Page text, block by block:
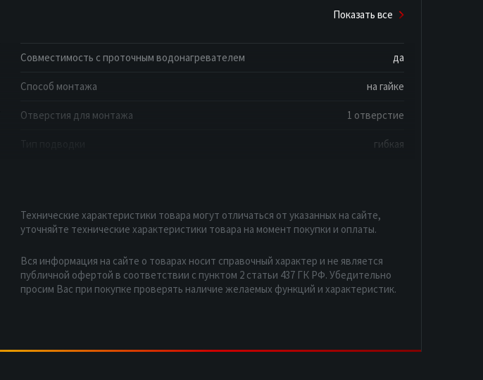
Показать все
Совместимость с проточным водонагревателем да
Способ монтажа на гайке
Отверстия для монтажа 1 отверстие
гибкая
Технические характеристики товара могут отличаться от указанных на сайте,
уточняйте технические характеристики товара на момент покупки и оплаты.
Вся информация на сайте о товарах носит справочный характер и не является
публичной офертой в соответствии с пунктом 2 статьи 437 ГК РФ. Убедительно
просим Вас при покупке проверять наличие желаемых функций и характеристик.